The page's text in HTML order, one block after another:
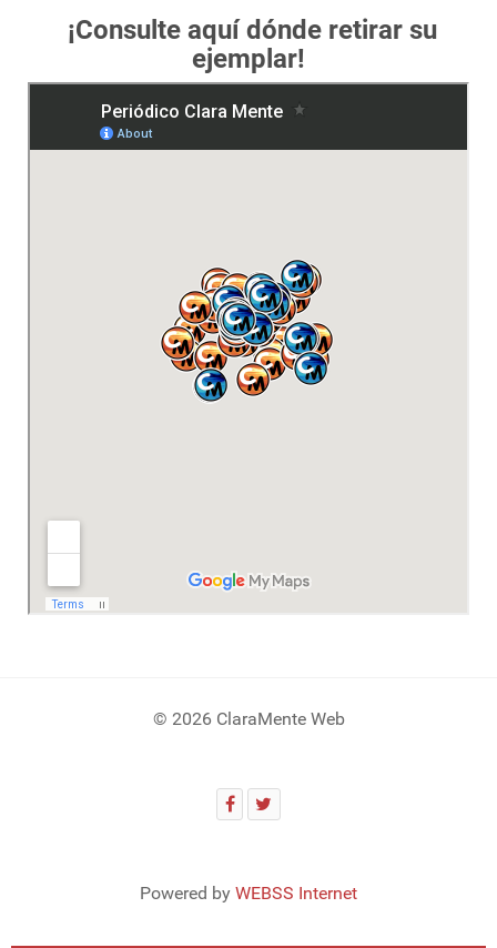
¡Consulte aquí dónde retirar su
ejemplar!
© 2026 ClaraMente Web
Powered by WEBSS Internet